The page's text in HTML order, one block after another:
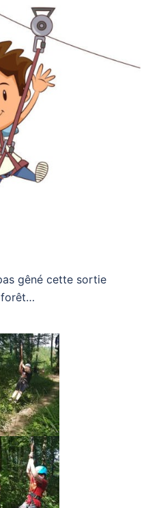
gêné cette sortie
forêt…